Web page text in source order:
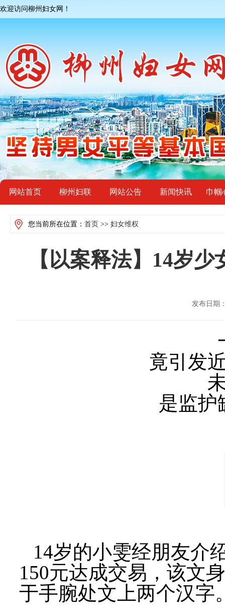
欢迎访问柳州妇女网！
网站首页 柳州妇联 网站公告 新闻快讯 巾帼
您当前所在位置： 首页 >> 妇女维权
【以案释法】14岁
发布日
竟引发
是监护
14岁的小雯经朋友介
150元达成交易，该文
于手腕处文上两个汉字